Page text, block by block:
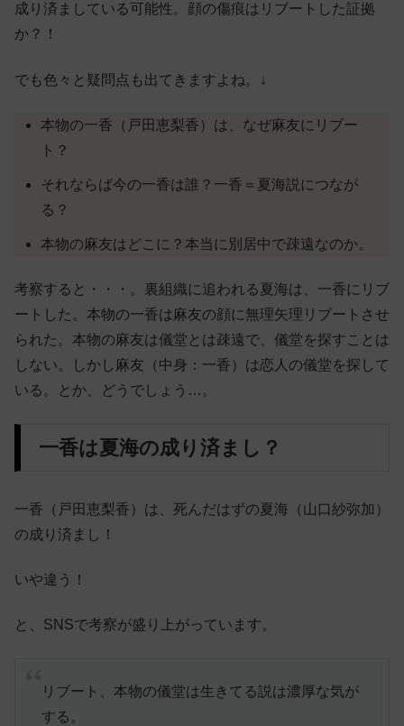
成り済ましている可能性。顔の傷痕はリブートした証拠
か？！
でも色々と疑問点も出てきますよね。↓
本物の一香（戸田恵梨香）は、なぜ麻友にリブー
ト？
それならば今の一香は誰？一香＝夏海説につなが
る？
本物の麻友はどこに？本当に別居中で疎遠なのか。
考察すると・・・。裏組織に追われる夏海は、一香にリブ
ートした。本物の一香は麻友の顔に無理矢理リブートさせ
られた。本物の麻友は儀堂とは疎遠で、儀堂を探すことは
しない。しかし麻友（中身：一香）は恋人の儀堂を探して
いる。とか、どうでしょう…。
一香は夏海の成り済まし？
一香（戸田恵梨香）は、死んだはずの夏海（山口紗弥加）
の成り済まし！
いや違う！
と、SNSで考察が盛り上がっています。
リブート、本物の儀堂は生きてる説は濃厚な気が
する。